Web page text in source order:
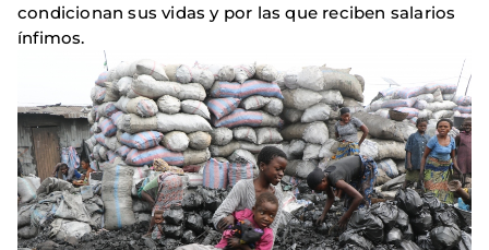
condicionan sus vidas y por las que reciben salarios
ínfimos.